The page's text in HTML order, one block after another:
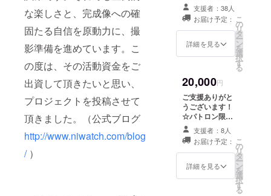
な楽しさと、完成像への確
固たる自信を原動力に、撮
影準備を進めています。こ
の度は、その活動資金をご
出資して頂きたいと思い、
プロジェクトを投稿させて
頂きました。（公式ブログ
http://www.niwatch.com/blog
/）
ブログ公開 ★長
篇映画『仁光の
受難』Blu-ray R
※完成した映画
『仁光の受難』
のBlu-ray R（フ
ルHD）をお送り
２年後を予定し
ていますので、
それまでお待ち
頂けると幸いで
す。 ★エンドク
レジットにお名
前を掲載 ※エン
前を掲載させて
頂きます。支援
支援者：38人
お届け予定：
詳細を見る
こ
の
リ
タ
ー
ン
を
選
択
す
る
20,000円
ご支援ありがと
うございます！
☆パトロン限定
ブログ公開 ☆長
篇映画『仁光の
受難』Blu-ray R
☆短篇映画『イ
チゴジャム』
DVD-R ★長篇映
支援者：8人
お届け予定：
詳細を見る
こ
の
リ
タ
ー
ン
を
選
択
す
る